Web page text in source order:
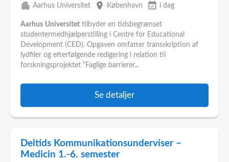
apartment Aarhus Universitet place København event_available i dag
Aarhus Universitet tilbyder en tidsbegrænset
studentermedhjælperstilling i Centre for Educational
Development (CED). Opgaven omfatter transskription af
lydfiler og efterfølgende redigering i relation til
forskningsprojektet ”Faglige barrierer...
Se detaljer
Deltids Kommunikationsunderviser –
Medicin 1.-6. semester